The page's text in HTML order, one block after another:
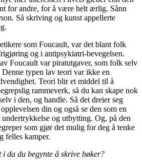
for andre, for å være helt ærlig. Sånn
Så skriving og kunst appellerte
som Foucault, var det blant folk
og i antipsykiatri-bevegelsen.
Foucault var piratutgaver, som folk selv
typen lav teori var ikke en
Teori blir et middel til å
rammeverk, så du kan skape nok
i den, og handle. Så det dreier seg
din og også se den som en
og utbytting. Og, på den
som gjør det mulig for deg å tenke
felles kamper.
da du begynte å skrive bøker?